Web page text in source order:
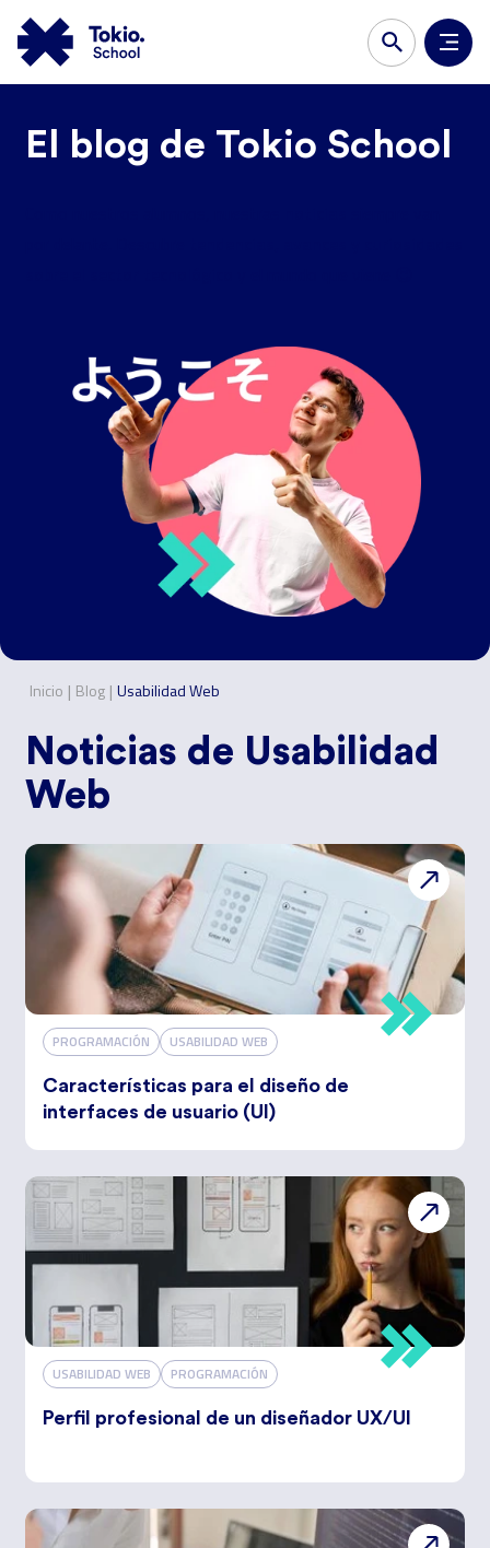
El blog de Tokio School
Inicio | Blog | Usabilidad Web
Noticias de Usabilidad
Web
PROGRAMACIÓN USABILIDAD WEB
Características para el diseño de
interfaces de usuario (UI)
USABILIDAD WEB PROGRAMACIÓN
Perfil profesional de un diseñador UX/UI